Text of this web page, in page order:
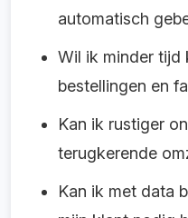
automatisch
Wil ik minder tijd
bestellingen en
Kan ik rustiger
terugkerende
Kan ik met data